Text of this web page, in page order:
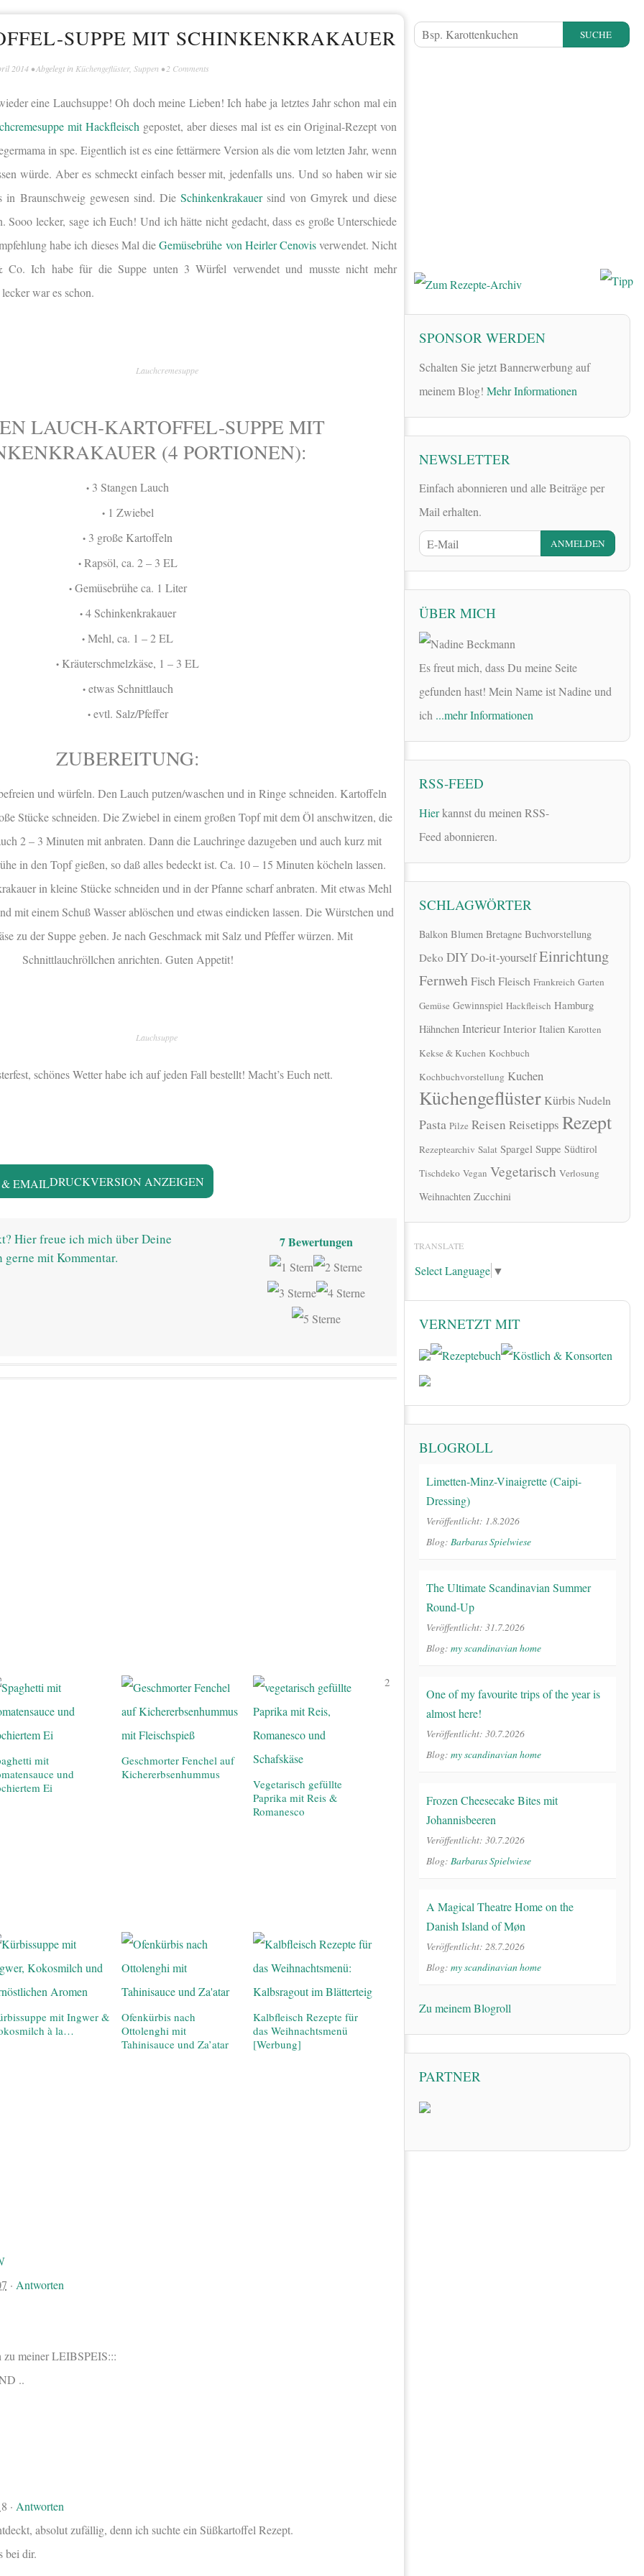
SUPPE MIT SCHINKENKRAKAUER
2014 • Abgelegt in Küchengeflüster, Suppen •2 Comments
eine Lauchsuppe! Oh doch meine Lieben! Ich habe ja letztes Jahr schon mal ein
mit Hackfleisch gepostet, aber dieses mal ist es ein Original-Rezept von
in spe. Eigentlich ist es eine fettärmere Version als die vom letzten Jahr, wenn
würde. Aber es schmeckt einfach besser mit, jedenfalls uns. Und so haben wir sie
in Braunschweig gewesen sind. Die Schinkenkrakauersind von Gmyrek und diese
Sooo lecker, sage ich Euch! Und ich hätte nicht gedacht, dass es große Unterschiede
habe ich dieses Mal dieGemüsebrühe von Heirler Cenovisverwendet. Nicht
Co. Ich habe für die Suppe unten 3 Würfel verwendet und musste nicht mehr
war es schon.
Lauchcremesuppe
LAUCH-KARTOFFEL-SUPPE MIT
(4 PORTIONEN):
• 3 Stangen Lauch
•1 Zwiebel
• 3 große Kartoffeln
•Rapsöl, ca. 2 – 3 EL
•Gemüsebrühe ca. 1 Liter
•4 Schinkenkrakauer
• Mehl, ca. 1 – 2 EL
• Kräuterschmelzkäse, 1 – 3 EL
•etwas Schnittlauch
•evtl. Salz/Pfeffer
ZUBEREITUNG:
und würfeln. Den Lauch putzen/waschen und in Ringe schneiden. Kartoffeln
Stücke schneiden. Die Zwiebel in einem großen Topf mit dem Öl anschwitzen, die
2 – 3 Minuten mit anbraten. Dann die Lauchringe dazugeben und auch kurz mit
in den Topf gießen, so daß alles bedeckt ist. Ca. 10 – 15 Minuten köcheln lassen.
in kleine Stücke schneiden und in der Pfanne scharf anbraten. Mit etwas Mehl
mit einem Schuß Wasser ablöschen und etwas eindicken lassen. Die Würstchen und
zu der Suppe geben. Je nach Geschmack mit Salz und Pfeffer würzen. Mit
Schnittlauchröllchen anrichten. Guten Appetit!
Lauchsuppe
schönes Wetter habe ich auf jeden Fall bestellt! Macht’s Euch nett.
DRUCKVERSION ANZEIGEN
Hier freue ich mich über Deine
mit Kommentar.
7Bewertungen
mit
und
Ei
Geschmorter Fenchel auf
Kichererbsenhummus
Vegetarisch gefüllte
Paprika mit Reis &
Romanesco
mit Ingwer &
à la…
Ofenkürbis nach
Ottolenghi mit
Tahinisauce und Za’atar
Kalbfleisch Rezepte für
das Weihnachtsmenü
[Werbung]
2
· Antworten
meiner LEIBSPEIS:::
..
· Antworten
absolut zufällig, denn ich suchte ein Süßkartoffel Rezept.
bei dir.
SUCHE
SPONSOR WERDEN
Schalten Sie jetzt Bannerwerbung auf
meinem Blog! Mehr Informationen
NEWSLETTER
Einfach abonnieren und alle Beiträge per
Mail erhalten.
ÜBER MICH
Es freut mich, dass Du meine Seite
gefunden hast! Mein Name ist Nadine und
ich ...mehr Informationen
RSS-FEED
Hierkannst du meinen RSS-
Feed abonnieren.
SCHLAGWÖRTER
Balkon Blumen Bretagne Buchvorstellung
Deko DIYDo-it-yourselfEinrichtung
FernwehFischFleisch Frankreich Garten
Gemüse Gewinnspiel Hackfleisch Hamburg
Hähnchen Interieur Interior Italien Karotten
Kekse & Kuchen Kochbuch
Kochbuchvorstellung Kuchen
Küchengeflüster KürbisNudeln
Pasta Pilze Reisen Reisetipps Rezept
Rezeptearchiv Salat Spargel Suppe Südtirol
Tischdeko Vegan Vegetarisch Verlosung
Weihnachten Zucchini
TRANSLATE
Select Language ▼
VERNETZT MIT
BLOGROLL
Limetten-Minz-Vinaigrette (Caipi-
Dressing)
Veröffentlicht: 1.8.2026
Blog: Barbaras Spielwiese
The Ultimate Scandinavian Summer
Round-Up
Veröffentlicht: 31.7.2026
Blog: my scandinavian home
One of my favourite trips of the year is
almost here!
Veröffentlicht: 30.7.2026
Blog: my scandinavian home
Frozen Cheesecake Bites mit
Johannisbeeren
Veröffentlicht: 30.7.2026
Blog: Barbaras Spielwiese
A Magical Theatre Home on the
Danish Island of Møn
Veröffentlicht: 28.7.2026
Blog: my scandinavian home
Zu meinem Blogroll
PARTNER